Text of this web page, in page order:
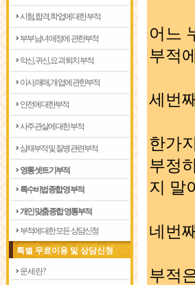
시험, 합격, 학업에 대한 부적
부부 남녀 애정에 관한부적
악신, 귀신, 요괴 퇴치 부적
이사, 매매, 개업에 관한부적
안전에 대한부적
사주 관살에 대한부적
삼재부적 및 질병관련부적
영통 셋트 기부적
특수비법 종합 영부적
개인 맞춤 종합 영통부적
부적에 대한 모든 상담신청
특별 무료이용 및 상담신청
운 세 란 ?
어느
부적
세번
한가
부정
지 말
네번
부적